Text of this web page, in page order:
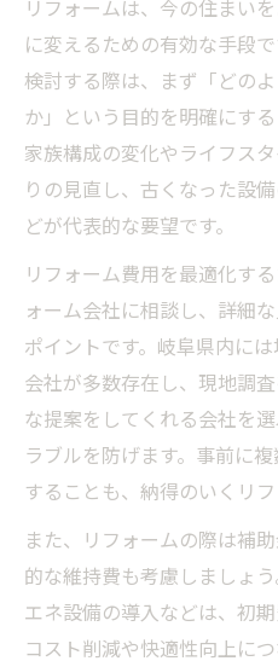
リフォームは、今の住まい
に変えるための有効な手段
検討する際は、まず「どの
か」という目的を明確にす
家族構成の変化やライフス
りの見直し、古くなった設
どが代表的な要望です。
リフォーム費用を最適化す
ォーム会社に相談し、詳細
ポイントです。岐阜県内に
会社が多数存在し、現地調
な提案をしてくれる会社を
ラブルを防げます。事前に
することも、納得のいくリ
また、リフォームの際は補
的な維持費も考慮しましょ
エネ設備の導入などは、初
コスト削減や快適性向上に